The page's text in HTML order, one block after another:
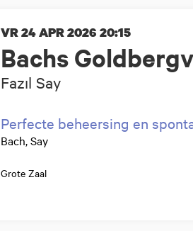
Bachs
Fazıl Say
VR 24 APR 2026 20:15
Perfecte beheersing en
Bach, Say
Grote Zaal